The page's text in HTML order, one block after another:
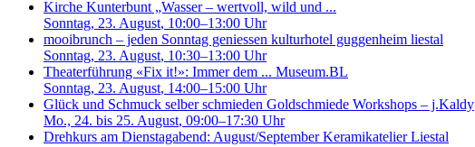
Kirche Kunterbunt „Wasser – wertvoll, wild und ...
Sonntag, 23. August, 10:00–13:00 Uhr
mooibrunch – jeden Sonntag geniessen kulturhotel guggenheim liestal
Sonntag, 23. August, 10:30–13:00 Uhr
Theaterführung «Fix it!»: Immer dem ... Museum.BL
Sonntag, 23. August, 14:00–15:00 Uhr
Glück und Schmuck selber schmieden Goldschmiede Workshops – j.Kaldy
Mo., 24. bis 25. August, 09:00–17:30 Uhr
Drehkurs am Dienstagabend: August/September Keramikatelier Liestal